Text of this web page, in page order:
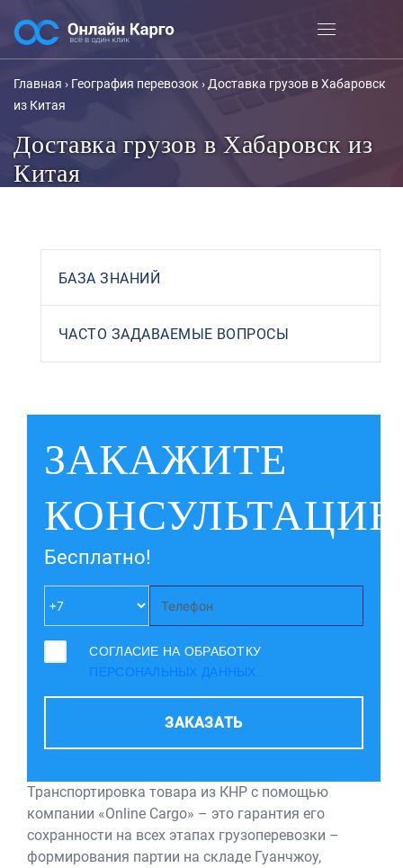
Главная › География перевозок › Доставка грузов в Хабаровск
из Китая
Доставка грузов в Хабаровск из
Китая
Транспортировка товара из КНР с помощью
компании «Online Cargo» – это гарантия его
сохранности на всех этапах грузоперевозки –
формирования партии на складе Гуанчжоу,
БАЗА ЗНАНИЙ
ЧАСТО ЗАДАВАЕМЫЕ ВОПРОСЫ
ЗАКАЖИТЕ
Бесплатно!
СОГЛАСИЕ НА ОБРАБОТКУ
ПЕРСОНАЛЬНЫХ ДАННЫХ.
ЗАКАЗАТЬ